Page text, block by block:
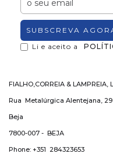
Li e aceito a
FIALHO,CORREIA & LAMPREIA,
Rua Metalúrgica Alentejana,
Beja
7800-007 - BEJA
Phone: +351 284323653